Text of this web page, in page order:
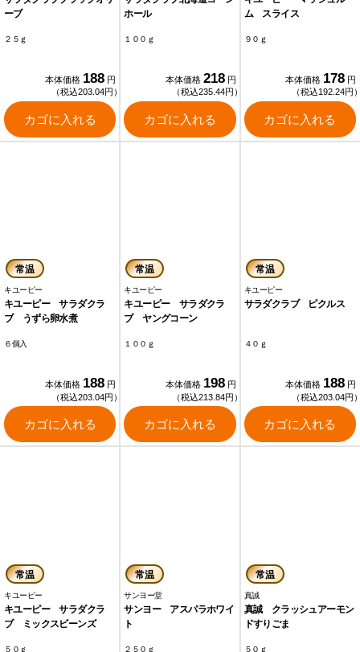
ーブ
２５ｇ
本体価格 188 円
（税込203.04円）
カゴに入れる
ホール
１００ｇ
本体価格 218 円
（税込235.44円）
カゴに入れる
ム スライス
９０ｇ
本体価格 178 円
（税込192.24円
カゴに入れる
常温
キユーピー
キユーピー サラダクラ
ブ うずら卵水煮
６個入
本体価格 188 円
（税込203.04円）
カゴに入れる
常温
キユーピー
キユーピー サラダクラ
ブ ヤングコーン
１００ｇ
本体価格 198 円
（税込213.84円）
カゴに入れる
常温
キユーピー
サラダクラブ ピクルス
４０ｇ
本体価格 188 円
（税込203.04円
カゴに入れる
常温
キユーピー
キユーピー サラダクラ
ブ ミックスビーンズ
５０ｇ
常温
サンヨー堂
サンヨー アスパラホワイ
ト
２５０ｇ
常温
真誠
真誠 クラッシュアーモン
ドすりごま
５０ｇ